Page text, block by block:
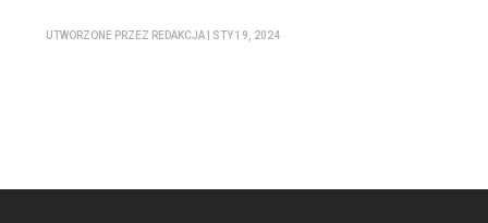
UTWORZONE PRZEZ REDAKCJA STY 19, 2024